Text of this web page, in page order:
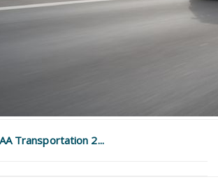
Transportation 2...